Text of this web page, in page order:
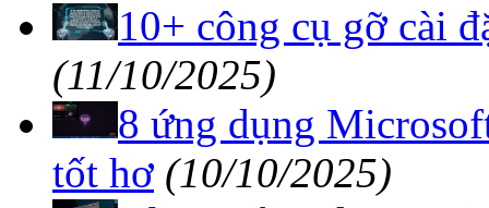
10+ công cụ gỡ cài
(11/10/2025)
8 ứng dụng
tốt hơ (10/10/2025)